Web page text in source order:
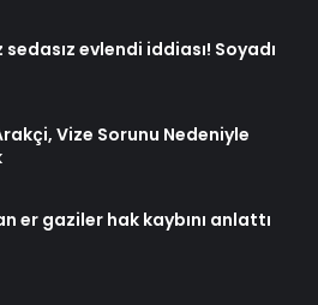
sedasız evlendi iddiası! Soyadı
Vize Sorunu Nedeniyle
er gaziler hak kaybını anlattı